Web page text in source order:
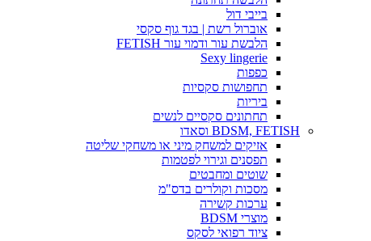
בייבי דול
אוברול רשת | בגד גוף סקסי
הלבשת עור ודמוי עור FETISH
Sexy lingerie
כפפות
תחפושות סקסיות
ביריות
תחתונים סקסיים לנשים
BDSM, FETISH וסאדו
אזיקים למשחק מיני או משחקי שליטה
תפסנים וגירוי לפטמות
שוטים ומחבטים
מסכות וקולרים בדס"מ
ערכות קשירה
מוצרי BDSM
ציוד רפואי לסקס